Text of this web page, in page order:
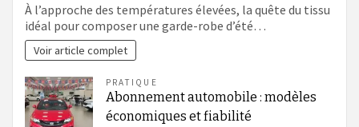
À l’approche des températures élevées, la quête du tissu
idéal pour composer une garde-robe d’été…
Voir article complet
PRATIQUE
Abonnement automobile : modèles
économiques et fiabilité